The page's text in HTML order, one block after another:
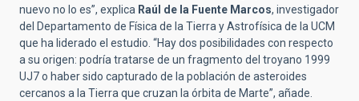
nuevo no lo es”, explica Raúl de la Fuente Marcos, investigador
del Departamento de Física de la Tierra y Astrofísica de la UCM
que ha liderado el estudio. “Hay dos posibilidades con respecto
a su origen: podría tratarse de un fragmento del troyano 1999
UJ7 o haber sido capturado de la población de asteroides
cercanos a la Tierra que cruzan la órbita de Marte”, añade.